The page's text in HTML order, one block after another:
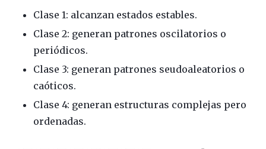
Clase 1: alcanzan estados estables.
Clase 2: generan patrones oscilatorios o
periódicos.
Clase 3: generan patrones seudoaleatorios o
caóticos.
Clase 4: generan estructuras complejas pero
ordenadas.